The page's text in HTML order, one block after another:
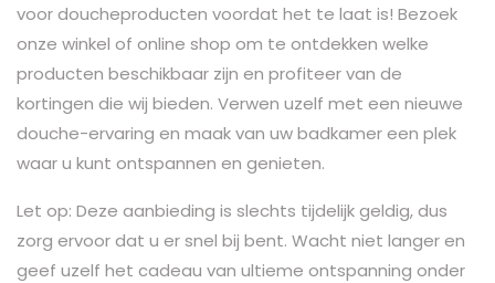
voor doucheproducten voordat het te laat is! Bezoek
onze winkel of online shop om te ontdekken welke
producten beschikbaar zijn en profiteer van de
kortingen die wij bieden. Verwen uzelf met een nieuwe
douche-ervaring en maak van uw badkamer een plek
waar u kunt ontspannen en genieten.
Let op: Deze aanbieding is slechts tijdelijk geldig, dus
zorg ervoor dat u er snel bij bent. Wacht niet langer en
geef uzelf het cadeau van ultieme ontspanning onder